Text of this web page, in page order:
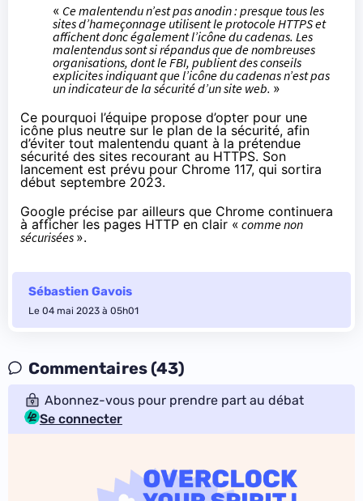
« Ce malentendu n’est pas anodin : presque tous les
sites d’hameçonnage utilisent le protocole HTTPS et
affichent donc également l’icône du cadenas. Les
malentendus sont si répandus que de nombreuses
organisations, dont le FBI, publient des conseils
explicites indiquant que l’icône du cadenas n’est pas
un indicateur de la sécurité d’un site web. »
Ce pourquoi l’équipe propose d’opter pour une
icône plus neutre sur le plan de la sécurité, afin
d’éviter tout malentendu quant à la prétendue
sécurité des sites recourant au HTTPS. Son
lancement est prévu pour Chrome 117, qui sortira
début septembre 2023.
Google précise par ailleurs que Chrome continuera
à afficher les pages HTTP en clair « comme non
sécurisées ».
Sébastien Gavois
Le 04 mai 2023 à 05h01
Commentaires (43)
Abonnez-vous pour prendre part au débat
Se connecter